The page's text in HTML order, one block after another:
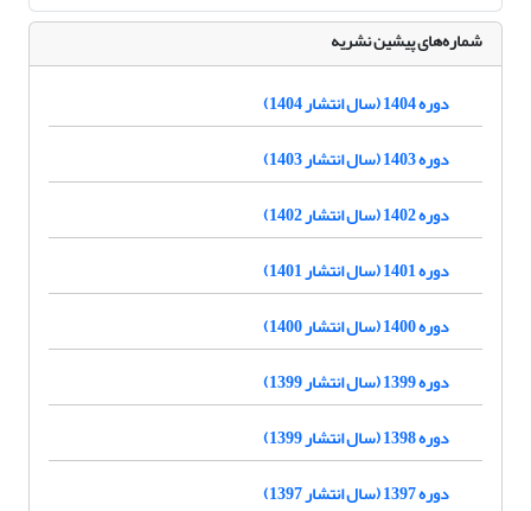
شماره‌های پیشین نشریه
دوره 1404 (سال انتشار 1404)
دوره 1403 (سال انتشار 1403)
دوره 1402 (سال انتشار 1402)
دوره 1401 (سال انتشار 1401)
دوره 1400 (سال انتشار 1400)
دوره 1399 (سال انتشار 1399)
دوره 1398 (سال انتشار 1399)
دوره 1397 (سال انتشار 1397)